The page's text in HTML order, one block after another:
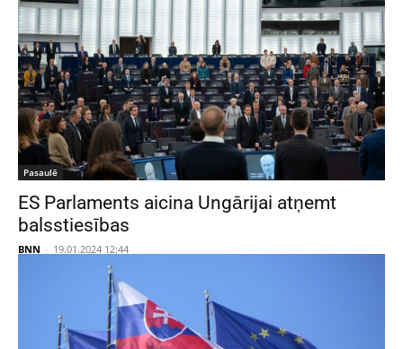
Pasaulē
ES Parlaments aicina Ungārijai atņemt
balsstiesības
BNN - 19.01.2024 12:44